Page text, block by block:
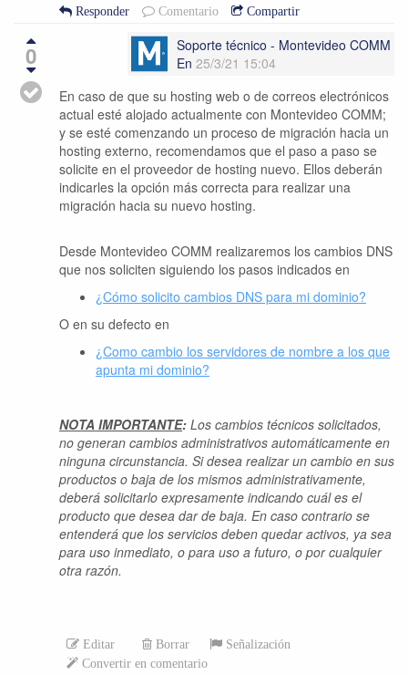
Responder
Comentario Compartir
0
Soporte técnico - Montevideo COMM
En 25/3/21 15:04
En caso de que su hosting web o de correos electrónicos
actual esté alojado actualmente con Montevideo COMM;
y se esté comenzando un proceso de migración hacia un
hosting externo, recomendamos que el paso a paso se
solicite en el proveedor de hosting nuevo. Ellos deberán
indicarles la opción más correcta para realizar una
migración hacia su nuevo hosting.
Desde Montevideo COMM realizaremos los cambios DNS
que nos soliciten siguiendo los pasos indicados en
¿Cómo solicito cambios DNS para mi dominio?
O en su defecto en
¿Como cambio los servidores de nombre a los que
apunta mi dominio?
NOTA IMPORTANTE: Los cambios técnicos solicitados,
no generan cambios administrativos automáticamente en
ninguna circunstancia. Si desea realizar un cambio en sus
productos o baja de los mismos administrativamente,
deberá solicitarlo expresamente indicando cuál es el
producto que desea dar de baja. En caso contrario se
entenderá que los servicios deben quedar activos, ya sea
para uso inmediato, o para uso a futuro, o por cualquier
otra razón.
Editar Borrar
Señalización
Convertir en comentario